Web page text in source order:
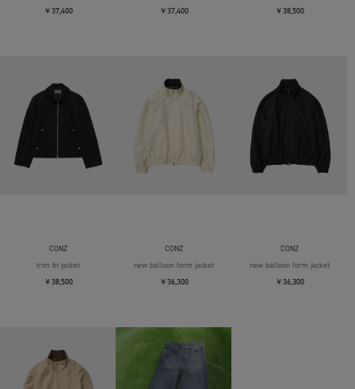
￥37,400
￥37,400
￥38,500
CONZ
trim fit jacket
￥38,500
CONZ
new balloon form jacket
￥36,300
CONZ
new balloon form jacket
￥36,300